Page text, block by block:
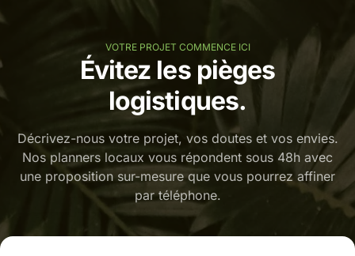
VOTRE PROJET COMMENCE ICI
Évitez les pièges
logistiques.
Décrivez-nous votre projet, vos doutes et vos envies.
Nos planners locaux vous répondent sous 48h avec
une proposition sur-mesure que vous pourrez affiner
par téléphone.